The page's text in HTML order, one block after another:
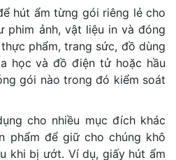
hút ẩm từng gói riêng lẻ cho
phim ảnh, vật liệu in và đóng
phẩm, trang sức, đồ dùng
học và đồ điện tử hoặc hầu
gói nào trong đó kiểm soát
cho nhiều mục đích khác
phẩm để giữ cho chúng khô
khi bị ướt. Ví dụ, giấy hút ẩm